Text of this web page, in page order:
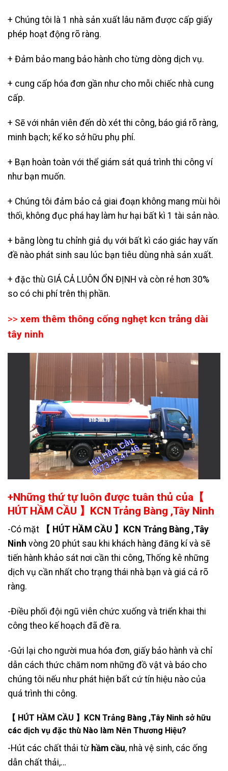
+ Chúng tôi là 1 nhà sản xuất lâu năm được cấp giấy
phép hoạt động rõ ràng.
+ Đảm bảo mang bảo hành cho từng dòng dịch vụ.
+ cung cấp hóa đơn gần như cho mỗi chiếc nhà cung
cấp.
+ Sẽ với nhân viên đến dò xét thi công, báo giá rõ ràng,
minh bạch; kể ko sở hữu phụ phí.
+ Bạn hoàn toàn với thể giám sát quá trình thi công ví
như bạn muốn.
+ Chúng tôi đảm bảo cả giai đoạn không mang mùi hôi
thối, không đục phá hay làm hư hại bất kì 1 tài sản nào.
+ bằng lòng tu chỉnh giả dụ với bất kì cáo giác hay vấn
đề nào phát sinh sau lúc bạn tiêu dùng nhà sản xuất.
+ đặc thù GIÁ CẢ LUÔN ỔN ĐỊNH và còn rẻ hơn 30%
so có chi phí trên thị phần.
>> xem thêm thông cống nghẹt kcn trảng dài
tây ninh
+Những thứ tự luôn được tuân thủ của【
HÚT HẦM CẦU 】KCN Trảng Bàng ,Tây Ninh
-Có mặt
【 HÚT HẦM CẦU 】KCN Trảng Bàng ,Tây
Ninh vòng 20 phút sau khi khách hàng đăng kí và sẽ
tiến hành khảo sát nơi cần thi công, Thống kê những
dịch vụ cần nhất cho trạng thái nhà bạn và giá cả rõ
ràng.
-Điều phối đội ngũ viên chức xuống và triển khai thi
công theo kế hoạch đã đề ra.
-Gửi lại cho người mua hóa đơn, giấy bảo hành và chỉ
dẫn cách thức chăm nom những đồ vật và báo cho
chúng tôi nếu như phát hiện bất cứ tín hiệu nào của
quá trình thi công.
【 HÚT HẦM CẦU 】KCN Trảng Bàng ,Tây Ninh sở hữu
các dịch vụ đặc thù Nào làm Nên Thương Hiệu?
-Hút các chất thải từ hầm cầu, nhà vệ sinh, các ống
dẫn chất thải,…